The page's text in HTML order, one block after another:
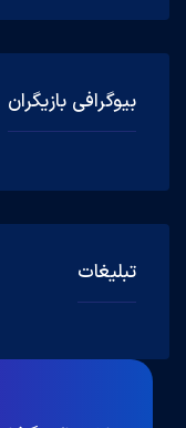
بیوگرافی بازیگران
تبلیغات